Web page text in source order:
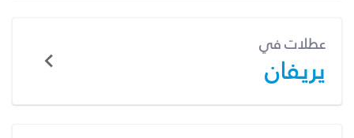
عطلات في
يريفان